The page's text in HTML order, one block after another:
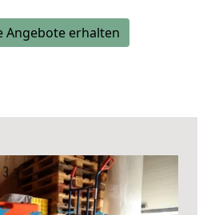
Angebote erhalten